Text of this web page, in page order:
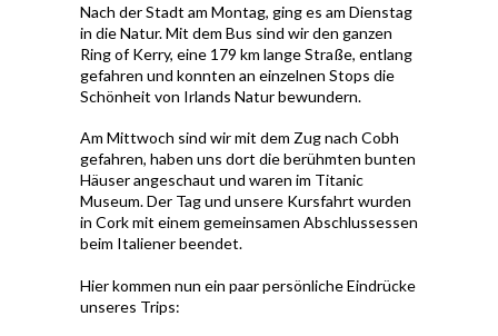
Nach der Stadt am Montag, ging es am Dienstag
in die Natur. Mit dem Bus sind wir den ganzen
Ring of Kerry, eine 179 km lange Straße, entlang
gefahren und konnten an einzelnen Stops die
Schönheit von Irlands Natur bewundern.
Am Mittwoch sind wir mit dem Zug nach Cobh
gefahren, haben uns dort die berühmten bunten
Häuser angeschaut und waren im Titanic
Museum. Der Tag und unsere Kursfahrt wurden
in Cork mit einem gemeinsamen Abschlussessen
beim Italiener beendet.
Hier kommen nun ein paar persönliche Eindrücke
unseres Trips: